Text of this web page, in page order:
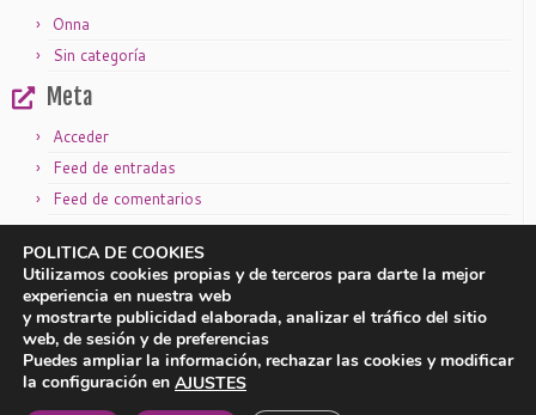
Onna
Sin categoría
Meta
Acceder
Feed de entradas
Feed de comentarios
WordPress.org
Aviso legal| Política de privacidad
POLITICA DE COOKIES
Utilizamos cookies propias y de terceros para darte la mejor
experiencia en nuestra web
y mostrarte publicidad elaborada, analizar el tráfico del sitio
web, de sesión y de preferencias
Puedes ampliar la información, rechazar las cookies y modificar
la configuración en AJUSTES